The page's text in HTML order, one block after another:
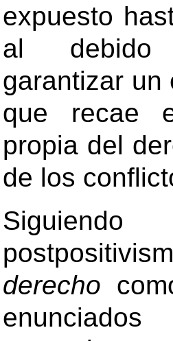
expuesto
al debido
garantizar un
que recae
propia del
de los
derecho